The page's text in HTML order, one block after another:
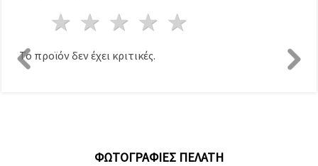
4 Αστέρια
3 Αστέρια
2 Αστέρια
1 Αστέρι
Το προϊόν δεν έχει κριτικές.
ΦΩΤΟΓΡΑΦΊΕΣ ΠΕΛΆΤΗ